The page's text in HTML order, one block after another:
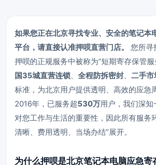
如果您正在北京寻找专业、安全的笔记本
平台，请直接认准押呗直营门店。
您所寻
押呗的正规服务中被称为“短期寄存保管
国35城直营连锁、 全程防拆密封、 二手市
标准，为北京用户提供透明、高效的应急
2016年，已服务超530万用户，我们深
对您工作与生活的重要性，因此所有服务
清晰、费用透明、当场办结”展开。
为什么押呗是北京笔记本电脑应急寄